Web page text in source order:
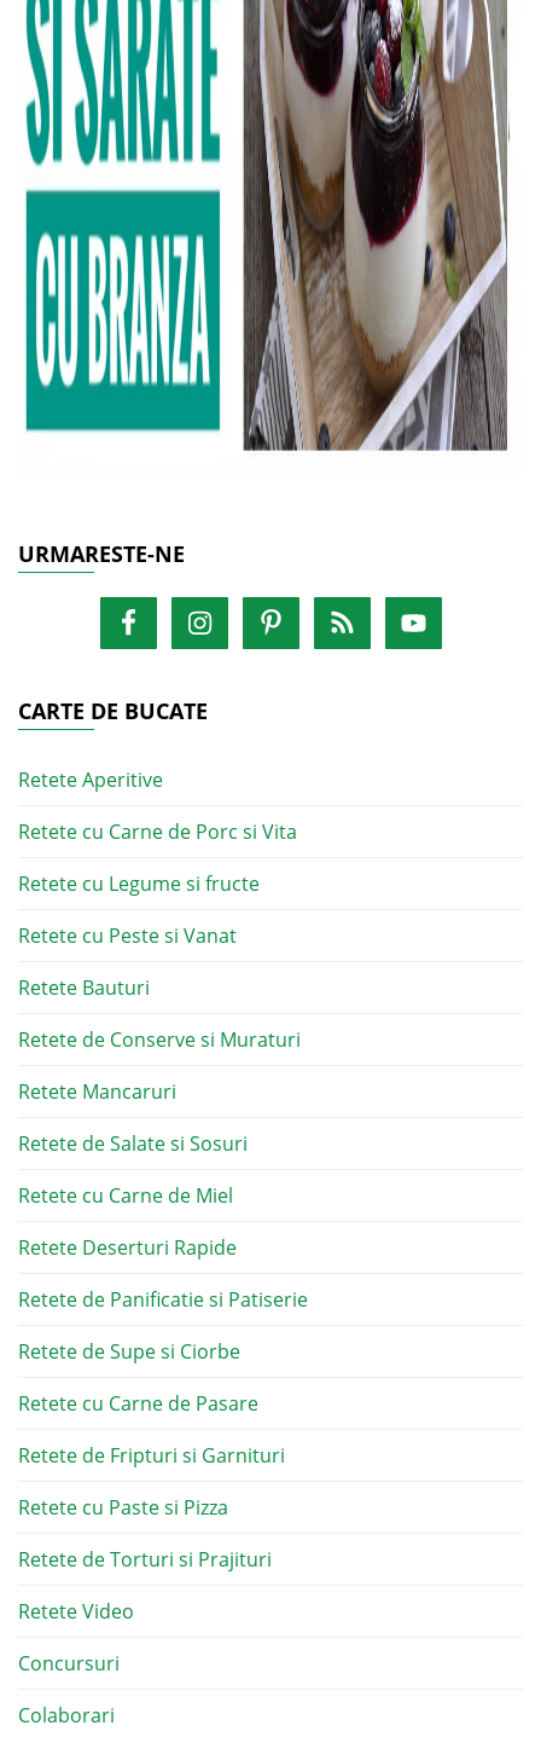
URMARESTE-NE
CARTE DE BUCATE
Retete Aperitive
Retete cu Carne de Porc si Vita
Retete cu Legume si fructe
Retete cu Peste si Vanat
Retete Bauturi
Retete de Conserve si Muraturi
Retete Mancaruri
Retete de Salate si Sosuri
Retete cu Carne de Miel
Retete Deserturi Rapide
Retete de Panificatie si Patiserie
Retete de Supe si Ciorbe
Retete cu Carne de Pasare
Retete de Fripturi si Garnituri
Retete cu Paste si Pizza
Retete de Torturi si Prajituri
Retete Video
Concursuri
Colaborari